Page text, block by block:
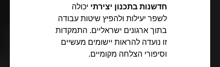
חדשנות בתכנון יצירתי יכולה
לשפר יעילות ולהפיץ שיטות עבודה
בתוך ארגונים ישראליים. התמקדות
זו נועדה להראות יישומים מעשיים
וסיפורי הצלחה מקומיים.